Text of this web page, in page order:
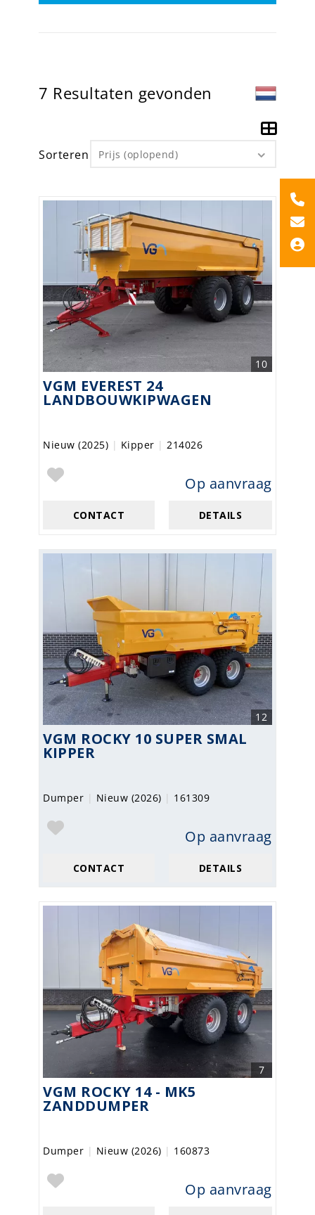
7 Resultaten gevonden
Sorteren Prijs (oplopend)
10
VGM EVEREST 24
LANDBOUWKIPWAGEN
Nieuw (2025) | Kipper |214026
Op aanvraag
DETAILS
CONTACT
12
VGM ROCKY 10 SUPER SMAL
KIPPER
Dumper | Nieuw (2026) | 161309
Op aanvraag
DETAILS
CONTACT
7
VGM ROCKY 14 - MK5
ZANDDUMPER
Dumper | Nieuw (2026) | 160873
Op aanvraag